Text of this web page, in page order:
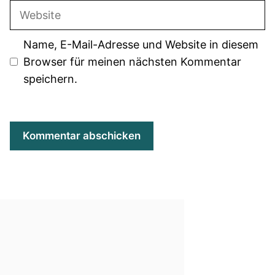
Website
Name, E-Mail-Adresse und Website in diesem
Browser für meinen nächsten Kommentar
speichern.